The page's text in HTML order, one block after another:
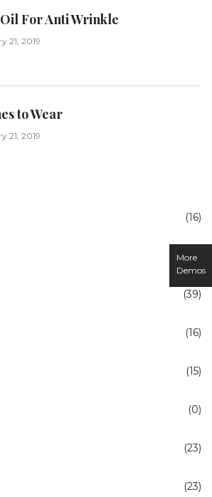
For Anti Wrinkle
21, 2019
to Wear
21, 2019
(16)
(13)
(39)
(16)
(15)
(0)
(23)
(23)
More
Demos